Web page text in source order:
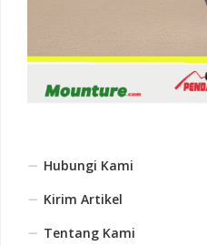
Hubungi Kami
Kirim Artikel
Tentang Kami